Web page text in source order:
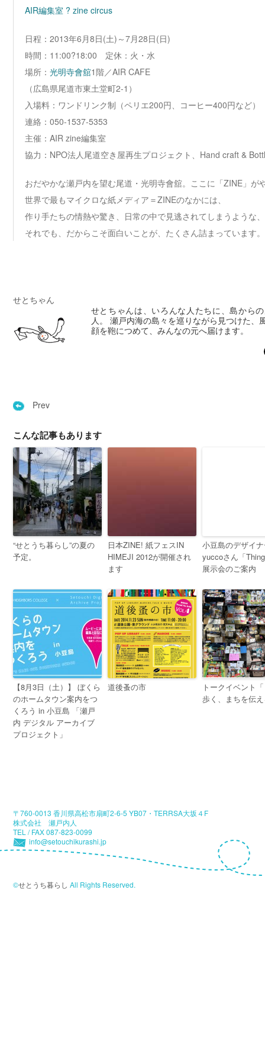
AIR編集室 ? zine circus
日程：2013年6月8日(土)～7月28日(日)
時間：11:00?18:00 定休：火・水
場所： 光明寺會舘1階／AIR CAFE
（広島県尾道市東土堂町2-1）
入場料：ワンドリンク制（ペリエ200円、コーヒー400円など）
連絡：050-1537-5353
主催：AIR zine編集室
協力：NPO法人尾道空き屋再生プロジェクト、Hand craft &
おだやかな瀬戸内を望む尾道・光明寺會舘。ここに「ZINE」が
世界で最もマイクロな紙メディア＝ZINEのなかには、
作り手たちの情熱や驚き、日常の中で見逃されてしまうような、
それでも、だからこそ面白いことが、たくさん詰まっています。
せとちゃん
せとちゃんは、いろんな人たちに、島から
人。 瀬戸内海の島々を巡りながら見つけた、
顔を鞄につめて、みんなの元へ届けます。
Prev
こんな記事もあります
“せとうち暮らし”の夏の
予定。
日本ZINE! 紙フェスIN
HIMEJI 2012が開催され
ます
小豆島のデザイ
yuccoさん「
展示会のご案内
【8月3日（土）】 ぼくら
のホームタウン案内をつ
くろう in 小豆島 「瀬戸
内 デジタル アーカイブ
プロジェクト」
道後蚤の市
トークイベント
歩く、まちを伝
〒760-0013 香川県高松市扇町2-6-5 YB07・TERRSA大坂４F
株式会社 瀬戸内人
TEL / FAX 087-823-0099
info@setouchikurashi.jp
©せとうち暮らし All Rights Reserved.